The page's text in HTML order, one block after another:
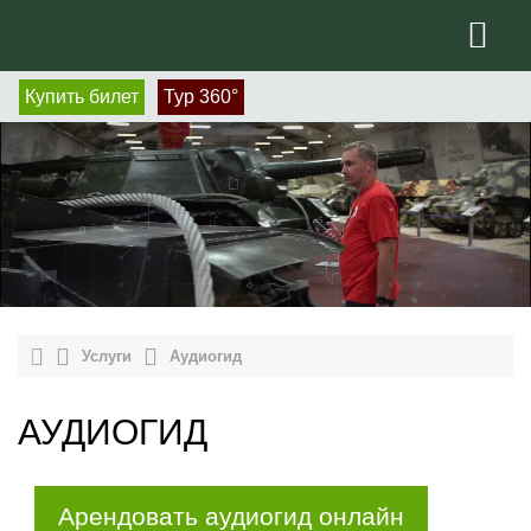
Купить билет Тур 360°
Услуги Аудиогид
АУДИОГИД
Арендовать аудиогид онлайн